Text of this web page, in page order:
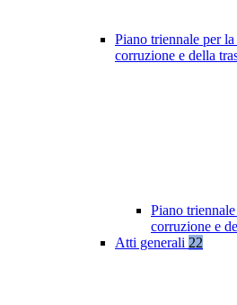
Piano triennale per
corruzione e della
Piano
corruzione e
Atti generali 22